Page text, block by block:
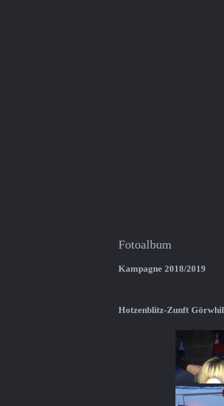
Fotoalbum
Kampagne 2018/2019
Hotzenblitz-Zunft Görwhil